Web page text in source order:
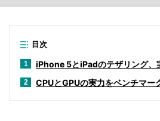
目次
1 iPhone 5とiPadのテザリング
2 CPUとGPUの実力をベンチマー